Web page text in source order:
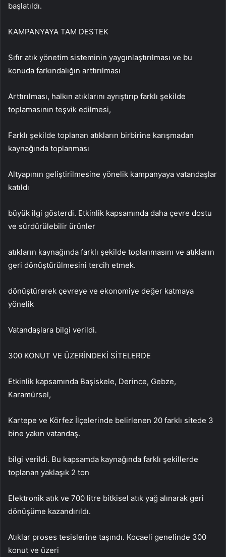
başlatıldı.
KAMPANYAYA TAM DESTEK
Sıfır atık yönetim sisteminin yaygınlaştırılması ve bu
konuda farkındalığın arttırılması
Arttırılması, halkın atıklarını ayrıştırıp farklı şekilde
toplamasının teşvik edilmesi,
Farklı şekilde toplanan atıkların birbirine karışmadan
kaynağında toplanması
Altyapının geliştirilmesine yönelik kampanyaya vatandaşlar
katıldı
büyük ilgi gösterdi. Etkinlik kapsamında daha çevre dostu
ve sürdürülebilir ürünler
atıkların kaynağında farklı şekilde toplanmasını ve atıkların
geri dönüştürülmesini tercih etmek.
dönüştürerek çevreye ve ekonomiye değer katmaya
yönelik
Vatandaşlara bilgi verildi.
300 KONUT VE ÜZERİNDEKİ SİTELERDE
Etkinlik kapsamında Başiskele, Derince, Gebze,
Karamürsel,
Kartepe ve Körfez İlçelerinde belirlenen 20 farklı sitede 3
bine yakın vatandaş.
bilgi verildi. Bu kapsamda kaynağında farklı şekillerde
toplanan yaklaşık 2 ton
Elektronik atık ve 700 litre bitkisel atık yağ alınarak geri
dönüşüme kazandırıldı.
Atıklar proses tesislerine taşındı. Kocaeli genelinde 300
konut ve üzeri